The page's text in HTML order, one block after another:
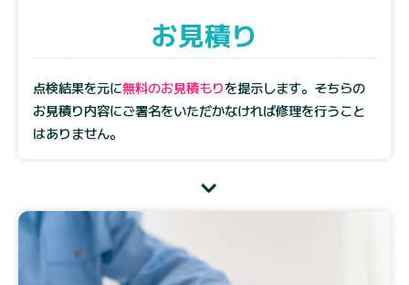
お見積り
点検結果を元に無料のお見積もりを提示します。そちらの
お見積り内容にご署名をいただかなければ修理を行うこと
はありません。